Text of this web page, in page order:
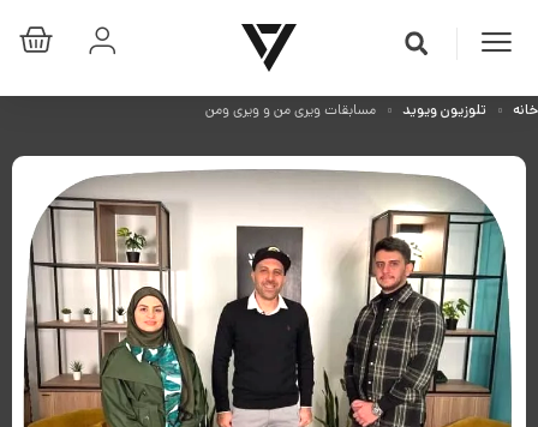
خانه تلوزیون ویوید مسابقات ویری من و ویری ومن